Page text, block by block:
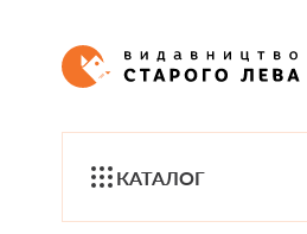
КАТАЛОГ